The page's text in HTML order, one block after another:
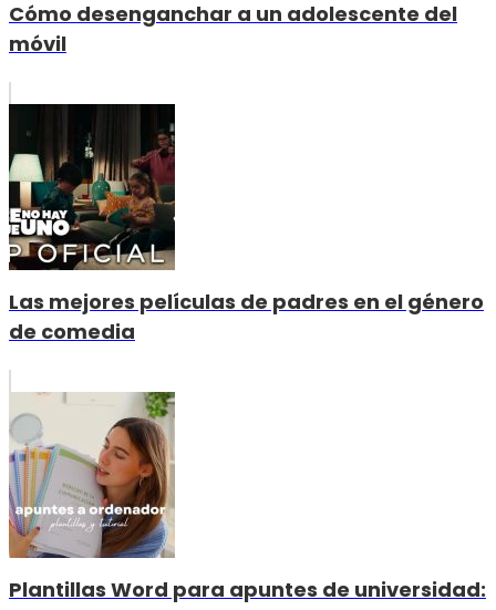
Cómo desenganchar a un adolescente del
móvil
Las mejores películas de padres en el género
de comedia
Plantillas Word para apuntes de universidad: